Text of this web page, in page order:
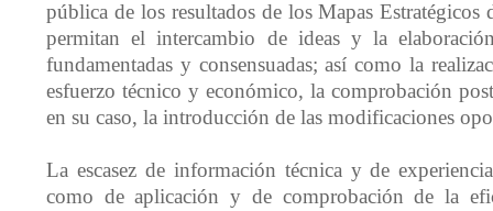
pública de los resultados de los Mapas
permitan el intercambio de ideas y la
fundamentadas y consensuadas; así como la
esfuerzo técnico y económico, la comprobación
en su caso, la introducción de las modificaciones
La escasez de información técnica y de
como de aplicación y de comprobación de la